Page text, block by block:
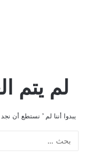
لم يتم
يبدوا أننا لم ’ نستطع أن